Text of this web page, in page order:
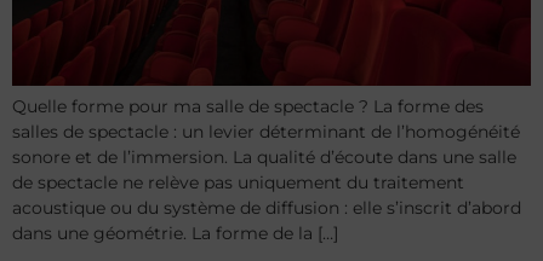
Quelle forme pour ma salle de spectacle ? La forme des
salles de spectacle : un levier déterminant de l’homogénéité
sonore et de l’immersion. La qualité d’écoute dans une salle
de spectacle ne relève pas uniquement du traitement
acoustique ou du système de diffusion : elle s’inscrit d’abord
dans une géométrie. La forme de la […]